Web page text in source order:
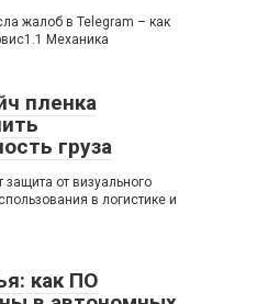
жалоб в Telegram – как
Механика
пленка
груза
от визуального
в логистике и
как ПО